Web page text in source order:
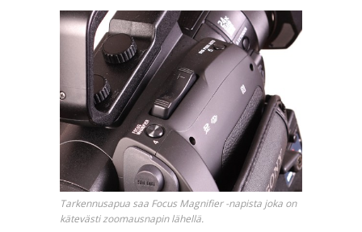
Tarkennusapua saa Focus Magnifier -napista joka on
kätevästi zoomausnapin lähellä.